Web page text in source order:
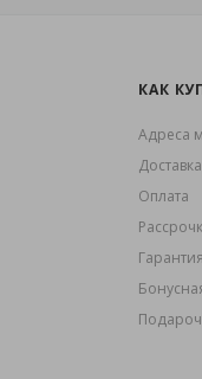
КАК
Адреса
Доставка
Оплата